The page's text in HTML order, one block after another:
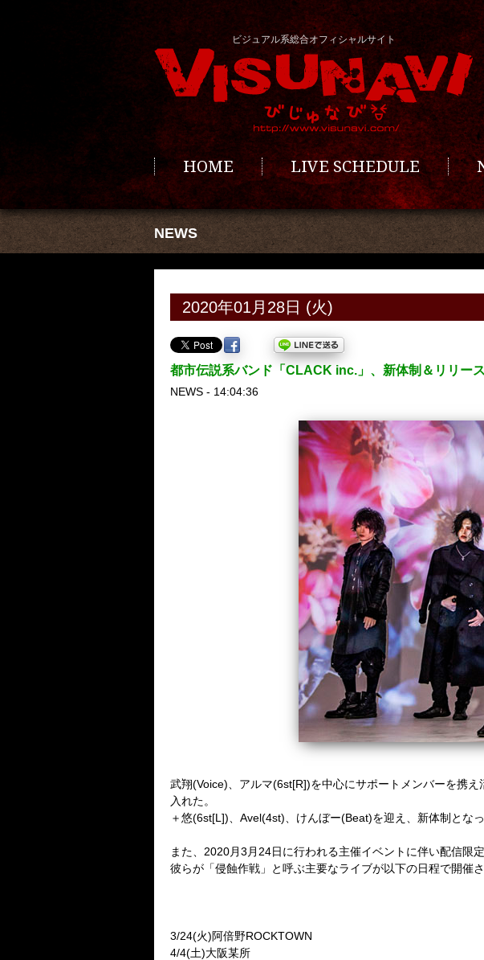
ビジュアル系総合オフィシャルサイト
HOME LIVE SCHEDULE
NEWS
2020年01月28日 (火)
都市伝説系バンド「CLACK inc.」、新体制＆リリー
NEWS - 14:04:36
武翔(Voice)、アルマ(6st[R])を中心にサポートメンバーを携え
入れた。
＋悠(6st[L ])、 Avel(4st)、けんぼー(Beat)を迎え、新体制とな
また、 2020月3 月 24日に行われる主催イベントに伴い配信限
彼らが「侵蝕作戦」と呼ぶ主要なライブが以下の日程で開催さ
3/24(火)阿倍野ROCKTOWN
4/4(土)大阪某所